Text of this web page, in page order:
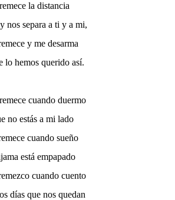
la distancia
nos separa a ti y a mi,
y me desarma
lo hemos querido así.
cuando duermo
no estás a mi lado
cuando sueño
está empapado
cuando cuento
días que nos quedan